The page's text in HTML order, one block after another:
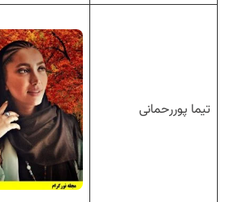
تیما پوررحمانی